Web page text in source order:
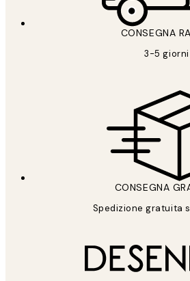
CONSEGNA
3-5 giorni
CONSEGNA
Spedizione gratuita